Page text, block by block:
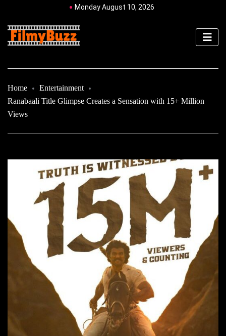
Monday August 10, 2026
Home
Entertainment
Ranabaali Title Glimpse Creates a Sensation with 15+ Million
Views